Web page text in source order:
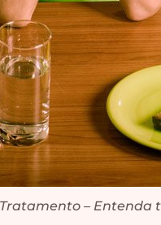
– Entenda